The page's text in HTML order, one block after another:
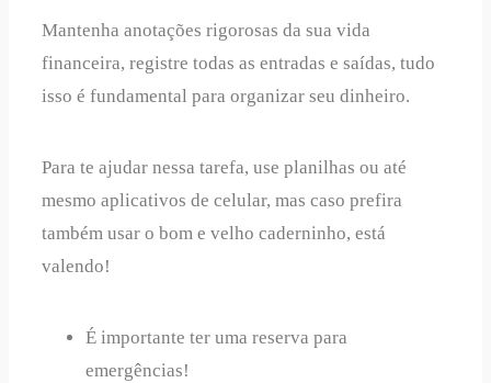
Mantenha anotações rigorosas da sua vida
financeira, registre todas as entradas e saídas, tudo
isso é fundamental para organizar seu dinheiro.
Para te ajudar nessa tarefa, use planilhas ou até
mesmo aplicativos de celular, mas caso prefira
também usar o bom e velho caderninho, está
valendo!
É importante ter uma reserva para
emergências!